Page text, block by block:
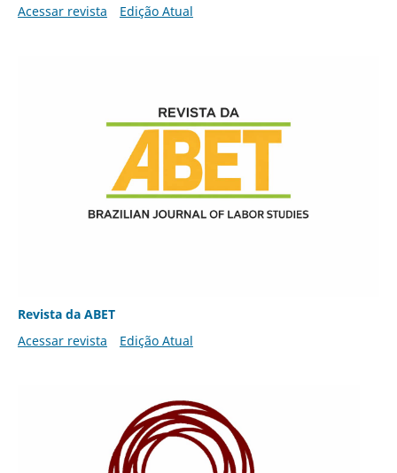
Acessar revista Edição Atual
Revista da ABET
Acessar revista
Edição Atual